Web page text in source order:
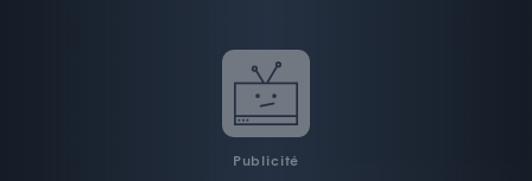
Publicité